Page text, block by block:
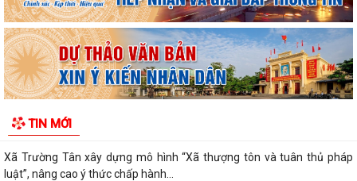
TIN MỚI
Kỷ niệm 96 năm Ngày truyền thống ngành Tuyên giáo của Đảng
(01/8/1930 - 01/8/2026) Tiếp nối truyền...
PHÁT HUY VAI TRÒ NHÂN DÂN TRONG XÂY DỰNG THÀNH PHỐ
THƯỢNG TÔN PHÁP LUẬT.
liệu dân cư.
Xã Trường Tân xây dựng mô hình “Xã thượng tôn và tuân thủ pháp
luật”, nâng cao ý thức chấp hành...